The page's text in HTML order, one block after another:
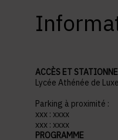
ACCÈS ET
Lycée Athénée de
Parking à proximité :
xxx : xxxx
xxx : xxxx
PROGRAMME